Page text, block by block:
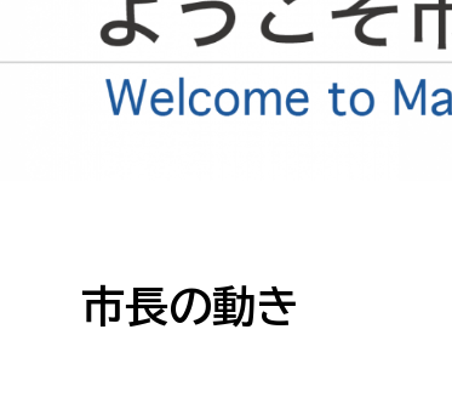
高校生・大学生など
地域安全課
市長の動き